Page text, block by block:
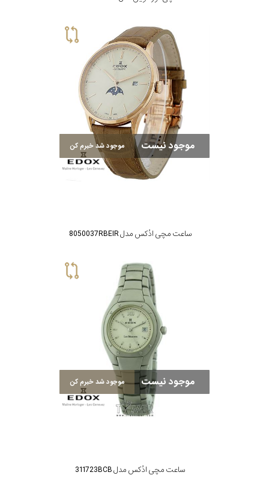
موجود نیست موجود شد خبرم کن
ساعت مچی ادُکس مدل 8050037RBEIR
موجود نیست موجود شد خبرم کن
ساعت مچی ادُکس مدل 311723BCB